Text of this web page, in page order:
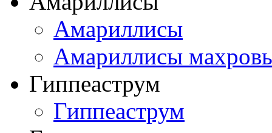
Амариллисы
Амариллисы
Гиппеаструм
Гиппеаструм